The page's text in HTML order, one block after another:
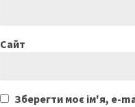
Сайт
Зберегти моє ім'я, e-